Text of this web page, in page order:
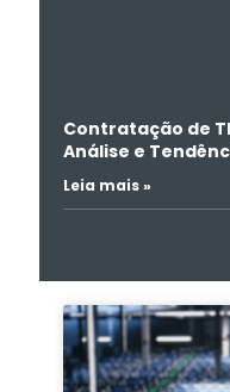
Contratação de
Análise e
Leia mais »